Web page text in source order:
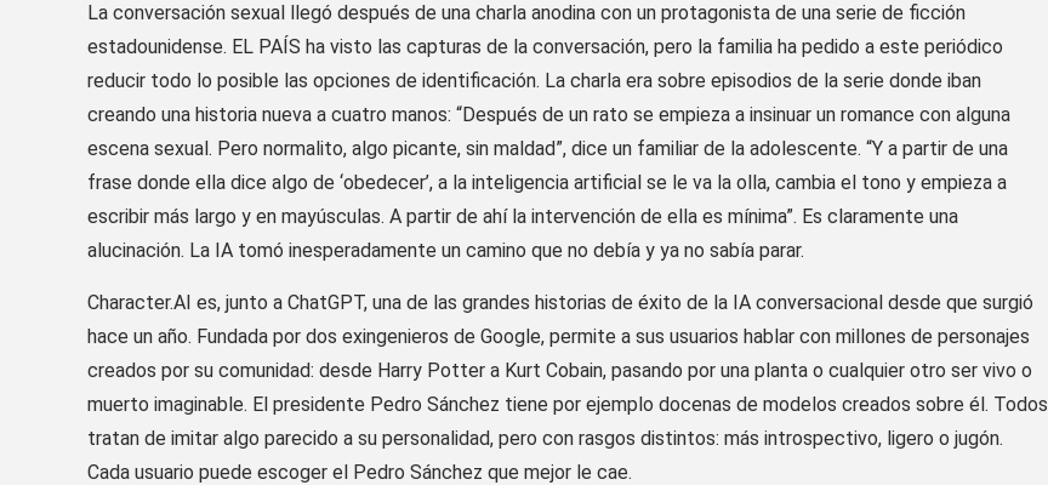
La conversación sexual llegó después de una charla anodina con un protagonista de una serie de ficción
estadounidense. EL PAÍS ha visto las capturas de la conversación, pero la familia ha pedido a este periódico
reducir todo lo posible las opciones de identificación. La charla era sobre episodios de la serie donde iban
creando una historia nueva a cuatro manos: “Después de un rato se empieza a insinuar un romance con alguna
escena sexual. Pero normalito, algo picante, sin maldad”, dice un familiar de la adolescente. “Y a partir de una
frase donde ella dice algo de ‘obedecer’, a la inteligencia artificial se le va la olla, cambia el tono y empieza a
escribir más largo y en mayúsculas. A partir de ahí la intervención de ella es mínima”. Es claramente una
alucinación. La IA tomó inesperadamente un camino que no debía y ya no sabía parar.
Character.AI es, junto a ChatGPT, una de las grandes historias de éxito de la IA conversacional desde que surgió
hace un año. Fundada por dos exingenieros de Google, permite a sus usuarios hablar con millones de personajes
creados por su comunidad: desde Harry Potter a Kurt Cobain, pasando por una planta o cualquier otro ser vivo o
muerto imaginable. El presidente Pedro Sánchez tiene por ejemplo docenas de modelos creados sobre él. Todos
tratan de imitar algo parecido a su personalidad, pero con rasgos distintos: más introspectivo, ligero o jugón.
Cada usuario puede escoger el Pedro Sánchez que mejor le cae.